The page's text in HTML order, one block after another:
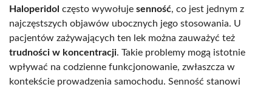
Haloperidol często wywołuje senność, co jest jednym z
najczęstszych objawów ubocznych jego stosowania. U
pacjentów zażywających ten lek można zauważyć też
trudności w koncentracji. Takie problemy mogą istotnie
wpływać na codzienne funkcjonowanie, zwłaszcza w
kontekście prowadzenia samochodu. Senność stanowi